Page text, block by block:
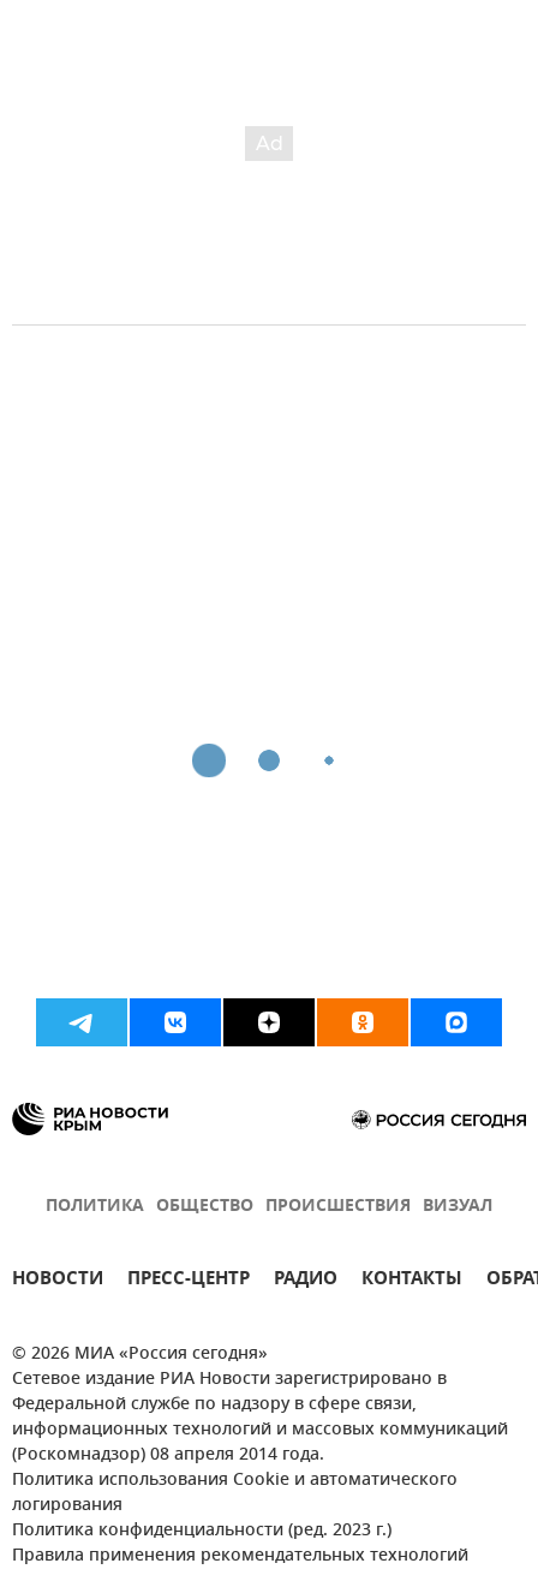
ПОЛИТИКА ОБЩЕСТВО ПРОИСШЕСТВИЯ ВИЗУАЛ
НОВОСТИ ПРЕСС-ЦЕНТР РАДИО КОНТАКТЫ
© 2026 МИА «Россия сегодня»
Сетевое издание РИА Новости зарегистрировано в
Федеральной службе по надзору в сфере связи,
информационных технологий и массовых коммуникаций
(Роскомнадзор) 08 апреля 2014 года.
Политика использования Cookie и автоматического
логирования
Политика конфиденциальности (ред. 2023 г.)
Правила применения рекомендательных технологий